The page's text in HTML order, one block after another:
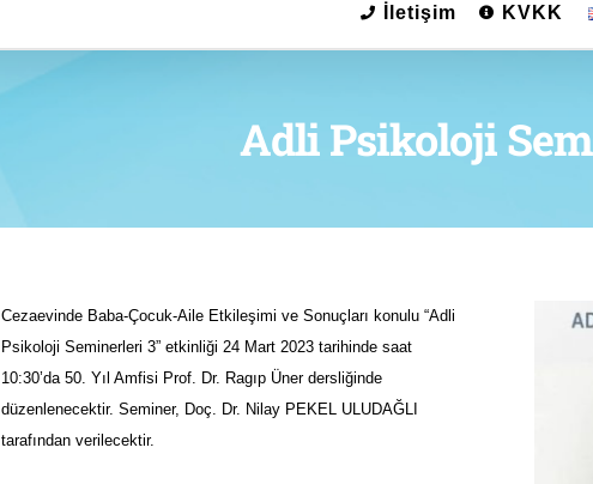
İletişim KVKK
Adli Psikoloji
Cezaevinde Baba-Çocuk-Aile Etkileşimi ve Sonuçları konulu “Adli
Psikoloji Seminerleri 3” etkinliği 24 Mart 2023 tarihinde saat
10:30’da 50. Yıl Amfisi Prof. Dr. Ragıp Üner dersliğinde
düzenlenecektir. Seminer, Doç. Dr. Nilay PEKEL ULUDAĞLI
tarafından verilecektir.